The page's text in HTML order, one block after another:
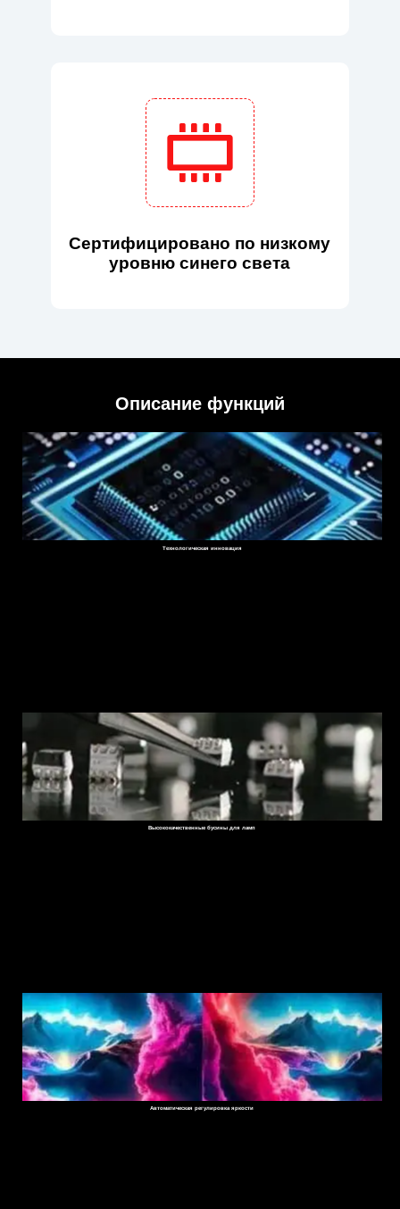
Сертифицировано по низкому
уровню синего света
Описание функций
Технологическая инновация
Высококачественные бусины для ламп
Автоматическая регулировка яркости